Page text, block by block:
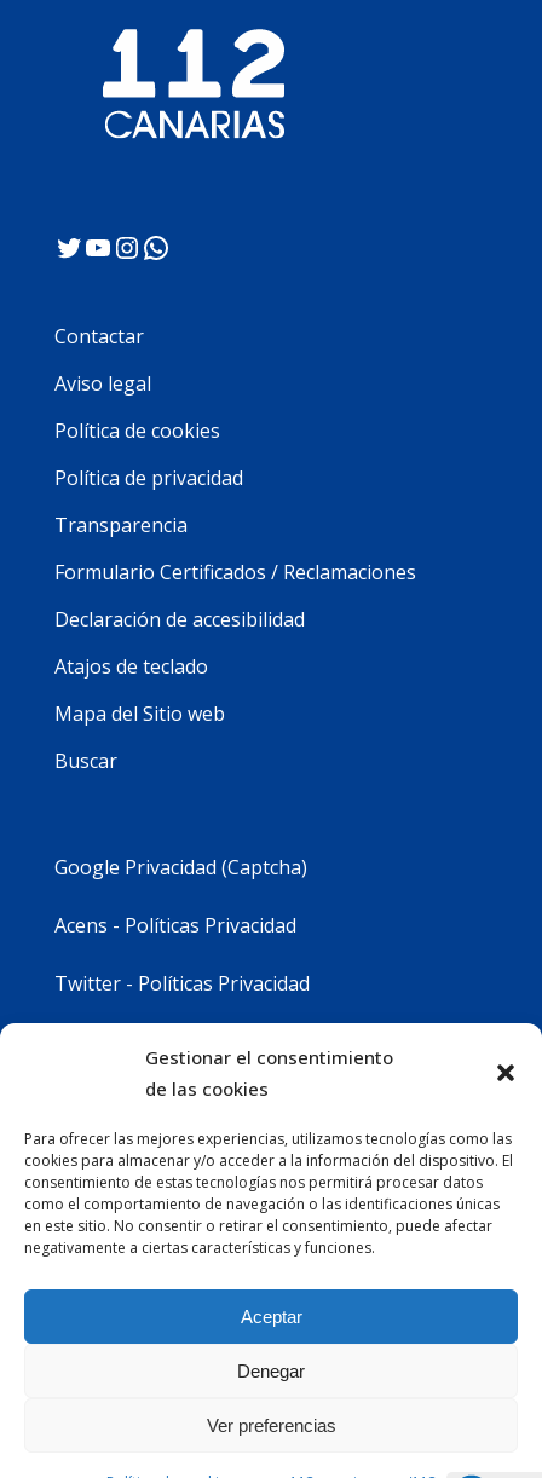
Gestionar el consentimiento
de las cookies
Para ofrecer las mejores experiencias, utilizamos tecnologías como las
cookies para almacenar y/o acceder a la información del dispositivo. El
consentimiento de estas tecnologías nos permitirá procesar datos
como el comportamiento de navegación o las identificaciones únicas
en este sitio. No consentir o retirar el consentimiento, puede afectar
negativamente a ciertas características y funciones.
Aceptar
Denegar
Ver preferencias
Twitter
YouTube
Instagram
WhatsApp
Contactar
Aviso legal
Política de cookies
Política de privacidad
Transparencia
Formulario Certificados / Reclamaciones
Declaración de accesibilidad
Atajos de teclado
Mapa del Sitio web
Buscar
Google Privacidad (Captcha)
Acens - Políticas Privacidad
Twitter - Políticas Privacidad
Instagram - Políticas Privacidad